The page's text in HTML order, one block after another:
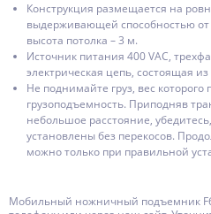
Конструкция размещается на
выдерживающей способностью
высота потолка – 3 м.
Источник питания 400 VAC,
электрическая цепь, состоящая
Не поднимайте груз, вес
грузоподъемность. Приподняв
небольшое расстояние,
установлены без перекосов.
можно только при правильной
Мобильный ножничный подъемник